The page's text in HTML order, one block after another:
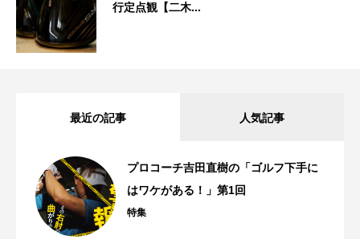
行定点観【二木...
最近の記事 人気記事
プロコーチ吉田直樹の「ゴルフ下手に
はワケがある！」第1回
特集